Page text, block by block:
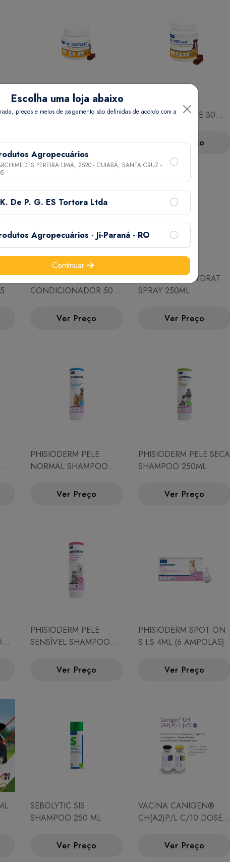
MOVOFLEX 4G (MEDIO
PORTE 30 COMP)
Ver Preço
MOVOFLEX 6G
(GRANDE PORTE 30
Ver Preço
PHISIODERM
CONDICIONADOR 500
Ver Preço
PHISIODERM HYDRAT
SPRAY 250ML
Ver Preço
PHISIODERM PELE
NORMAL SHAMPOO
Ver Preço
PHISIODERM PELE SECA
SHAMPOO 250ML
Ver Preço
PHISIODERM PELE
SENSÍVEL SHAMPOO
Ver Preço
PHISIODERM SPOT ON
S.I.S 4ML (6 AMPOLAS)
Ver Preço
SEBOLYTIC SIS
SHAMPOO 250 ML
Ver Preço
VACINA CANIGEN®
CH(A2)P/L C/10 DOSES
Ver Preço
Escolha uma loja abaixo
preços e meios de pagamento são definidas de acordo com a
Agropecuários
PEREIRA LIMA, 2520 - CUIABÁ, SANTA CRUZ -
De P. G. ES Tortora Ltda
Agropecuários - Ji-Paraná - RO
Continuar